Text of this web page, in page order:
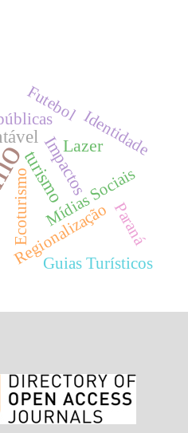
turismo
Impactos
Lazer
Ecoturismo Mídias Sociais
RegionalizaçãoParaná
Identidade
Guias Turísticos
Futebol